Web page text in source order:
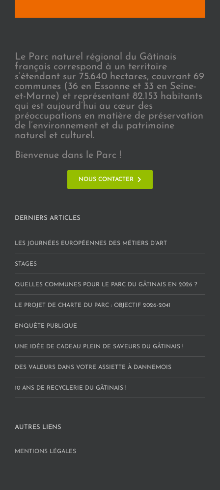
Le Parc naturel régional du Gâtinais
français correspond à un territoire
s’étendant sur 75.640 hectares, couvrant 69
communes (36 en Essonne et 33 en Seine-
et-Marne) et représentant 82.153 habitants
qui est aujourd’hui au cœur des
préoccupations en matière de préservation
de l’environnement et du patrimoine
naturel et culturel.
Bienvenue dans le Parc !
NOUS CONTACTER
DERNIERS ARTICLES
LES JOURNÉES EUROPÉENNES DES MÉTIERS D’ART
STAGES
QUELLES COMMUNES POUR LE PARC DU GÂTINAIS EN 2026 ?
LE PROJET DE CHARTE DU PARC : OBJECTIF 2026-2041
ENQUÊTE PUBLIQUE
UNE IDÉE DE CADEAU PLEIN DE SAVEURS DU GÂTINAIS !
DES VALEURS DANS VOTRE ASSIETTE À DANNEMOIS
10 ANS DE RECYCLERIE DU GÂTINAIS !
AUTRES LIENS
MENTIONS LÉGALES